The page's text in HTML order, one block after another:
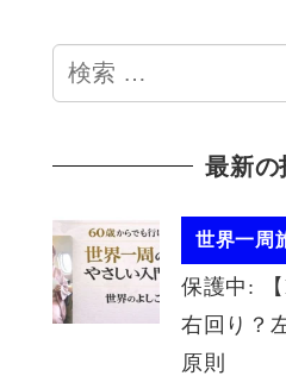
検
索
最新の
世界一周
保護中:
右回り？
原則